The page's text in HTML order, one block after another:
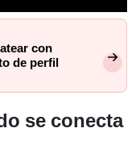
con
de perfil
se conecta